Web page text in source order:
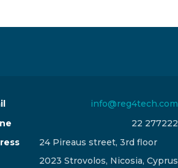
info@reg4tech.com
22 277222
24 Pireaus street, 3rd floor
2023 Strovolos, Nicosia, Cyprus